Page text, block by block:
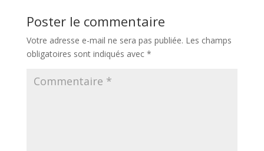
Poster le commentaire
Votre adresse e-mail ne sera pas publiée. Les champs
obligatoires sont indiqués avec *